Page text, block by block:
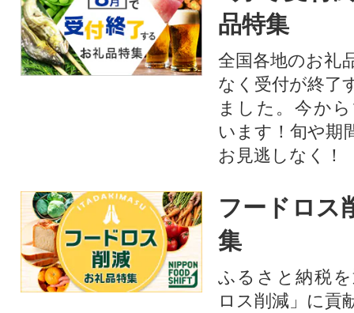
品特集
全国各地のお礼
なく受付が終了
ました。今か
います！旬や期
お見逃しなく！
フードロス
集
ふるさと納税
ロス削減」に貢